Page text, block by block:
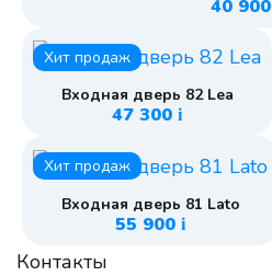
40 900
Хит продаж
Входная дверь 82 Lea
47 300 i
Хит продаж
Входная дверь 81 Lato
55 900 i
Контакты